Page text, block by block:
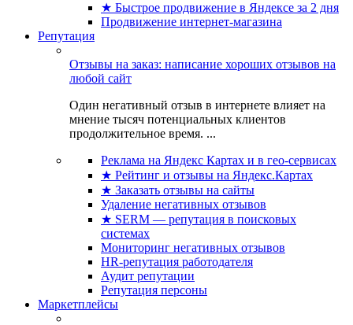
★ Быстрое продвижение в Яндексе за 2 дня
Продвижение интернет-магазина
Репутация
Отзывы на заказ: написание хороших отзывов на
любой сайт
Один негативный отзыв в интернете влияет на
мнение тысяч потенциальных клиентов
продолжительное время. ...
Реклама на Яндекс Картах и в гео-сервисах
★ Рейтинг и отзывы на Яндекс.Картах
★ Заказать отзывы на сайты
Удаление негативных отзывов
★ SERM — репутация в поисковых
системах
Мониторинг негативных отзывов
HR-репутация работодателя
Аудит репутации
Репутация персоны
Маркетплейсы